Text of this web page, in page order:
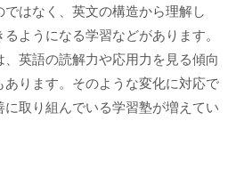
はなく、英文の構造から理解し
ようになる学習などがあります。
英語の読解力や応用力を見る傾向
ります。そのような変化に対応で
取り組んでいる学習塾が増えてい